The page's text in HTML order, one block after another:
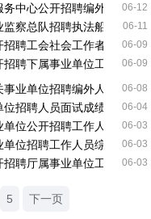
中心公开招聘编外人员面
06-12
察总队招聘执法船艇船员
06-11
聘工会社会工作者笔试成
06-09
聘下属事业单位工作人员
06-09
业单位招聘编外人员储备
06-08
招聘人员面试成绩、综合
06-04
位公开招聘工作人员综合
06-03
位招聘工作人员综合成绩
06-03
聘厅属事业单位工作人员
06-03
5 下一页